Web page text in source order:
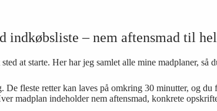
indkøbsliste – nem aftensmad til
at starte. Her har jeg samlet alle mine madplaner,
De fleste retter kan laves på omkring 30 minutter, og
madplan indeholder nem aftensmad, konkrete